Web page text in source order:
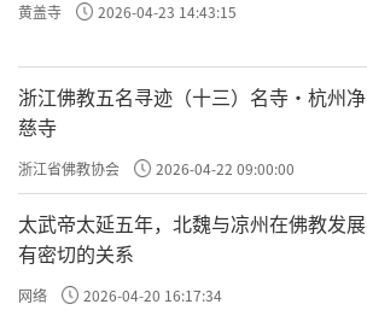
黄盖寺 2026-04-23 14:43:15
浙江佛教五名寻迹（十三）名寺·杭州净
慈寺
浙江省佛教协会 2026-04-22 09:00:00
太武帝太延五年，北魏与凉州在佛教发展
有密切的关系
网络 2026-04-20 16:17:34